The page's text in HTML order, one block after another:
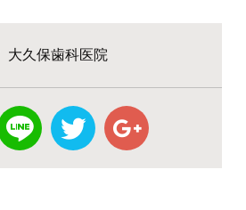
大久保歯科医院